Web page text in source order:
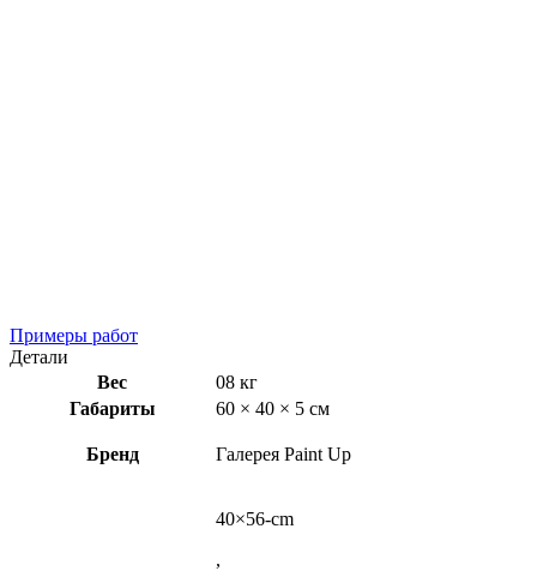
Примеры работ
Детали
Вес
08 кг
Габариты
60 × 40 × 5 см
Бренд Галерея Paint Up
40×56-cm
,